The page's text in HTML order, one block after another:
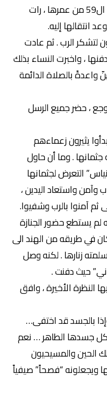
قبل ثلاثة أيام من رقادها ، و في ال59 من عمرها ، رات
انتقالها إليه.
لتشكر الرب . ثم عادت
، واخبرت النساء بذلك
بالصلاة الدائمة
، حضر جميع الرسل
يثيرون زعماءهم
. وما أن حاول
التعرض لجثمانها
واستعاد اليدين ،
ثم آمنوا بالرب وشفيوا.
لم يستطع حضور الجنازة
في طريقه من الهند الى
زنارها . لكنه وصل
حيث دفنت .
النظرة الأخيرة ، وافق
بالجسد قد اختفى…
جسدها الطاهر … نعم
الحين والمسيحيون
ويجعلونه “فصحاً” صيفياً